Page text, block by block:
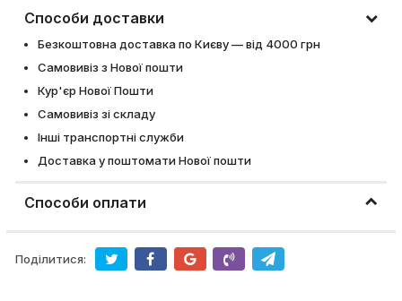
Способи доставки
Безкоштовна доставка по Києву — від 4000 грн
Самовивіз з Нової пошти
Кур'єр Нової Пошти
Самовивіз зі складу
Інші транспортні служби
Доставка у поштомати Нової пошти
Способи оплати
Поділитися: